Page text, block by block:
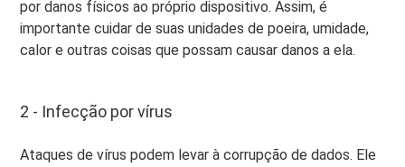
por danos físicos ao próprio dispositivo. Assim, é
importante cuidar de suas unidades de poeira, umidade,
calor e outras coisas que possam causar danos a ela.
2 - Infecção por vírus
Ataques de vírus podem levar à corrupção de dados. Ele